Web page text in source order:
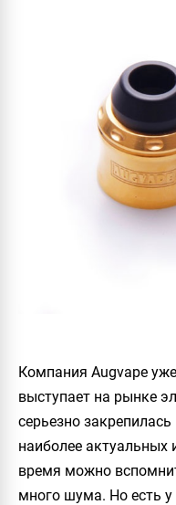
Компания Augvape
выступает на рынке
серьезно
наиболее актуальных
время можно
много шума. Но есть у